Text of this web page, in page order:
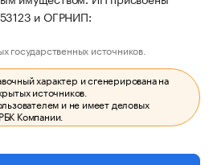
и ОГРНИП:
государственных источников.
характер и сгенерирована на
источников.
и не имеет деловых
Компании.